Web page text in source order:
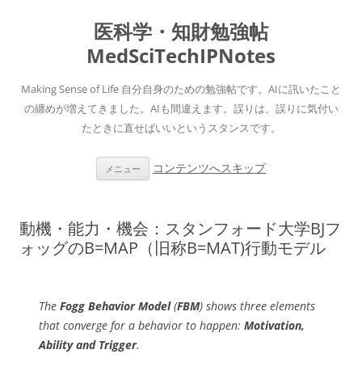
医科学・知財勉強帖
MedSciTechIPNotes
Making Sense of Life 自分自身のための勉強帖です。AIに訊いたこと
の纏めが増えてきました。AIも間違えます。誤りは、誤りに気付い
たときに直せばいいというスタンスです。
メニュー コンテンツへスキップ
動機・能力・機会：スタンフォード大学BJフ
ォッグのB=MAP（旧称B=MAT)行動モデル
The Fogg Behavior Model(FBM) shows three elements
that converge for a behavior to happen: Motivation,
Ability and Trigger.